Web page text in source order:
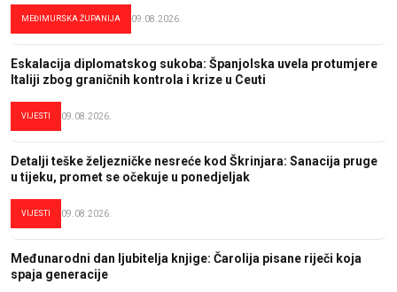
MEĐIMURSKA ŽUPANIJA 09.08.2026.
Eskalacija diplomatskog sukoba: Španjolska uvela protumjere
Italiji zbog graničnih kontrola i krize u Ceuti
VIJESTI 09.08.2026.
Detalji teške željezničke nesreće kod Škrinjara: Sanacija pruge
u tijeku, promet se očekuje u ponedjeljak
VIJESTI 09.08.2026.
Međunarodni dan ljubitelja knjige: Čarolija pisane riječi koja
spaja generacije